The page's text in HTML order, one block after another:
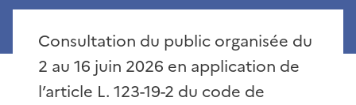
Consultation du public organisée du
2 au 16 juin 2026 en application de
l’article L. 123-19-2 du code de